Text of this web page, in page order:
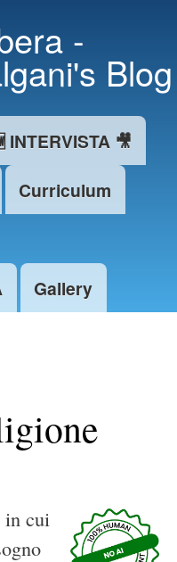
-
Blog
INTERVISTA 🎥
Curriculum
Gallery
in cui